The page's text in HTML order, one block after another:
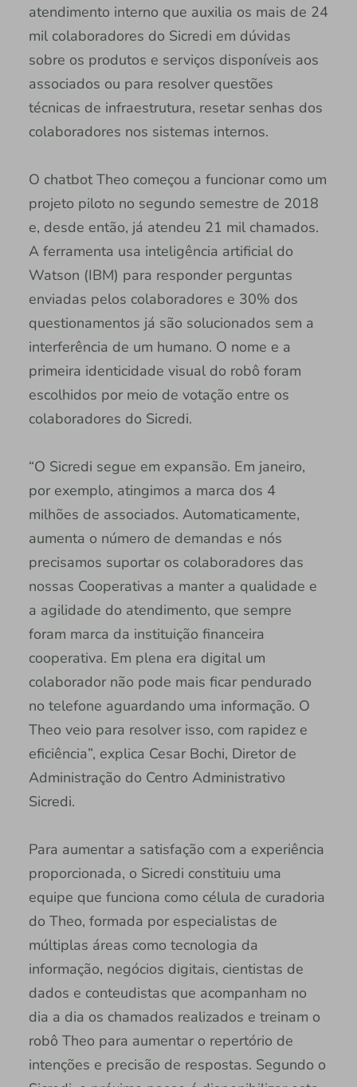
atendimento interno que auxilia os mais de 24
mil colaboradores do Sicredi em dúvidas
sobre os produtos e serviços disponíveis aos
associados ou para resolver questões
técnicas de infraestrutura, resetar senhas dos
colaboradores nos sistemas internos.
O chatbot Theo começou a funcionar como um
projeto piloto no segundo semestre de 2018
e, desde então, já atendeu 21 mil chamados.
A ferramenta usa inteligência artificial do
Watson (IBM) para responder perguntas
enviadas pelos colaboradores e 30% dos
questionamentos já são solucionados sem a
interferência de um humano. O nome e a
primeira identicidade visual do robô foram
escolhidos por meio de votação entre os
colaboradores do Sicredi.
“O Sicredi segue em expansão. Em janeiro,
por exemplo, atingimos a marca dos 4
milhões de associados. Automaticamente,
aumenta o número de demandas e nós
precisamos suportar os colaboradores das
nossas Cooperativas a manter a qualidade e
a agilidade do atendimento, que sempre
foram marca da instituição financeira
cooperativa. Em plena era digital um
colaborador não pode mais ficar pendurado
no telefone aguardando uma informação. O
Theo veio para resolver isso, com rapidez e
eficiência”, explica Cesar Bochi, Diretor de
Administração do Centro Administrativo
Sicredi.
Para aumentar a satisfação com a experiência
proporcionada, o Sicredi constituiu uma
equipe que funciona como célula de curadoria
do Theo, formada por especialistas de
múltiplas áreas como tecnologia da
informação, negócios digitais, cientistas de
dados e conteudistas que acompanham no
dia a dia os chamados realizados e treinam o
robô Theo para aumentar o repertório de
intenções e precisão de respostas. Segundo o